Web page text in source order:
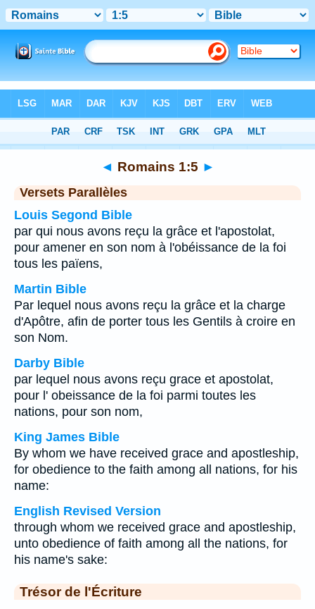
Chapitre 1 > Verset 5
◄ Romains 1:5 ►
Versets Parallèles
Louis Segond Bible
par qui nous avons reçu la grâce et l'apostolat,
pour amener en son nom à l'obéissance de la foi
tous les païens,
Martin Bible
Par lequel nous avons reçu la grâce et la charge
d'Apôtre, afin de porter tous les Gentils à croire en
son Nom.
Darby Bible
par lequel nous avons reçu grace et apostolat,
pour l' obeissance de la foi parmi toutes les
nations, pour son nom,
King James Bible
By whom we have received grace and apostleship,
for obedience to the faith among all nations, for his
name:
English Revised Version
through whom we received grace and apostleship,
unto obedience of faith among all the nations, for
his name's sake:
Trésor de l'Écriture